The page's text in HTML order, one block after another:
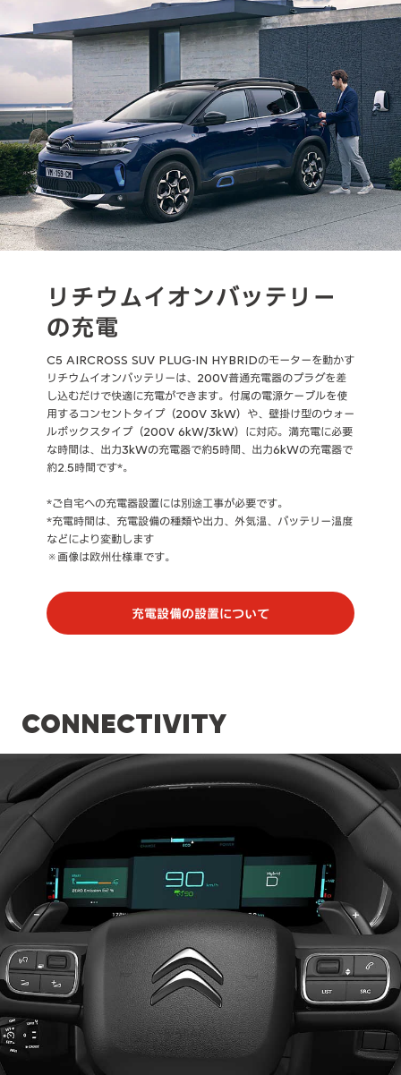
リチウムイオンバッテリー
の充電
C5 AIRCROSS SUV PLUG-IN HYBRIDのモーターを動かす
リチウムイオンバッテリーは、200V普通充電器のプラグを差
し込むだけで快適に充電ができます。付属の電源ケーブルを使
用するコンセントタイプ（200V 3kW）や、壁掛け型のウォー
ルボックスタイプ（200V 6kW/3kW）に対応。満充電に必要
な時間は、出力3kWの充電器で約5時間、出力6kWの充電器で
約2.5時間です*。
*ご自宅への充電器設置には別途工事が必要です。
*充電時間は、充電設備の種類や出力、外気温、バッテリー温度
などにより変動します
※画像は欧州仕様車です。
充電設備の設置について
CONNECTIVITY